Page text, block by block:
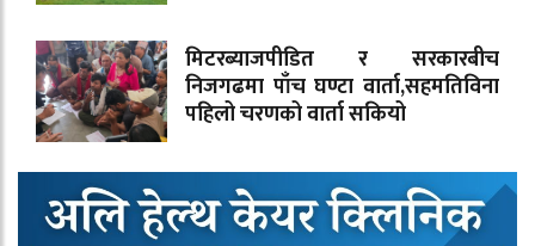
मिटरब्याजपीडित र सरकारबीच
निजगढमा पाँच घण्टा वार्ता,सहमतिविना
पहिलो चरणको वार्ता सकियो